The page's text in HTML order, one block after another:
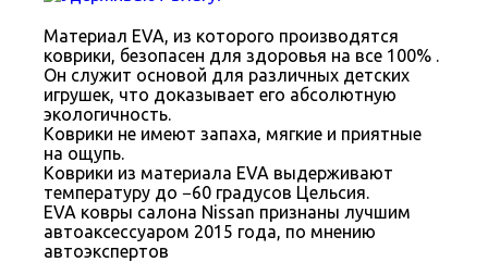
Материал EVA, из которого производятся
коврики, безопасен для здоровья на все 100% .
Он служит основой для различных детских
игрушек, что доказывает его абсолютную
экологичность.
Коврики не имеют запаха, мягкие и приятные
на ощупь.
Коврики из материала EVA выдерживают
температуру до −60 градусов Цельсия.
EVA ковры салона Nissan признаны лучшим
автоаксессуаром 2015 года, по мнению
автоэкспертов